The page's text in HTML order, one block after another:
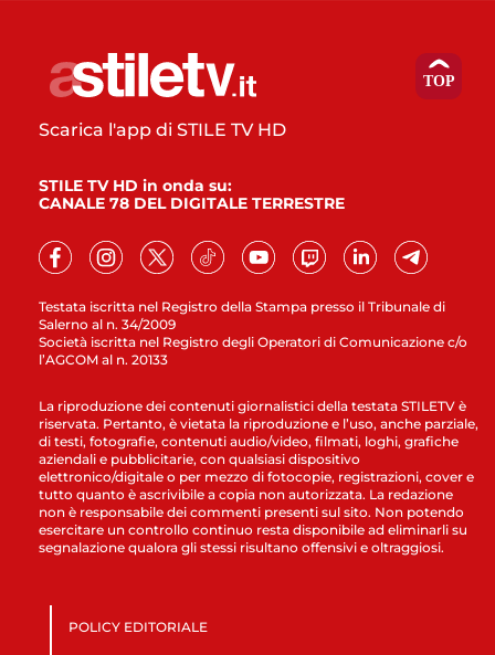
Testata iscritta nel Registro della Stampa presso il Tribunale di
Salerno al n. 34/2009
Società iscritta nel Registro degli Operatori di Comunicazione c/o
l’AGCOM al n. 20133
Scarica l'app di STILE TV HD
STILE TV HD in onda su:
CANALE 78 DEL DIGITALE TERRESTRE
La riproduzione dei contenuti giornalistici della testata STILETV è
riservata. Pertanto, è vietata la riproduzione e l’uso, anche parziale,
di testi, fotografie, contenuti audio/video, filmati, loghi, grafiche
aziendali e pubblicitarie, con qualsiasi dispositivo
elettronico/digitale o per mezzo di fotocopie, registrazioni, cover e
tutto quanto è ascrivibile a copia non autorizzata. La redazione
non è responsabile dei commenti presenti sul sito. Non potendo
esercitare un controllo continuo resta disponibile ad eliminarli su
segnalazione qualora gli stessi risultano offensivi e oltraggiosi.
POLICY EDITORIALE